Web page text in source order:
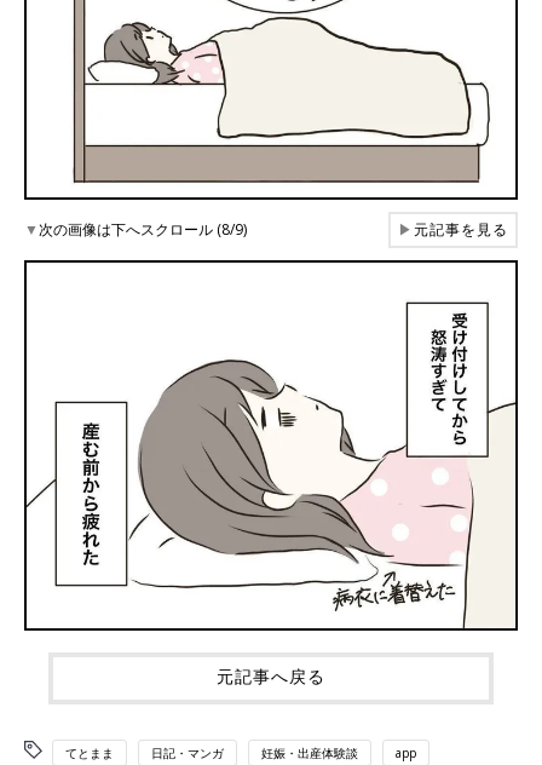
▼次の画像は下へスクロール (8/9) ▶元記事を見る
元記事へ戻る
てとまま 日記・マンガ 妊娠・出産体験談 app